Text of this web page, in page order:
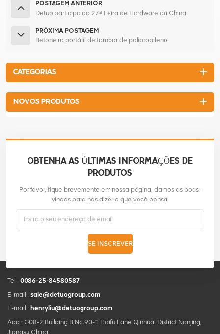
POSTAGEM ANTERIOR
Detuo participa da 27ª Feira de Hardware da China
PRÓXIMA POSTAGEM
Betoneira portátil de tambor de polipropileno
CATEGORIAS
NOVOS PRODUTOS
OBTENHA AS ÚLTIMAS INFORMAÇÕES DE
PRODUTOS
Por favor, fique brevemente em nossa página, damos as boas-
vindas para nos dizer o que você pensa.
SE INSCREVER
Tel : 0086-25-84580587
E-mail : sale@detuogroup.com
E-mail : henryliu@detuogroup.com
Add : G08-2 Building B,No.90-1 Haifu Lane Qinhuai District Nanjing,
Jiangsu China